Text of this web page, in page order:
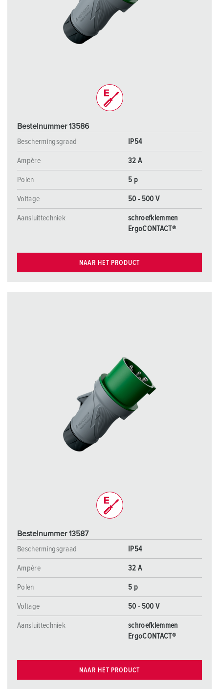
Bestelnummer 13586
Beschermingsgraad
IP54
Ampère 32 A
Polen 5 p
Voltage 50 - 500 V
Aansluittechniek
schroefklemmen
ErgoCONTACT®
NAAR HET PRODUCT
Bestelnummer 13587
Beschermingsgraad
IP54
Ampère 32 A
Polen 5 p
Voltage 50 - 500 V
Aansluittechniek
schroefklemmen
ErgoCONTACT®
NAAR HET PRODUCT